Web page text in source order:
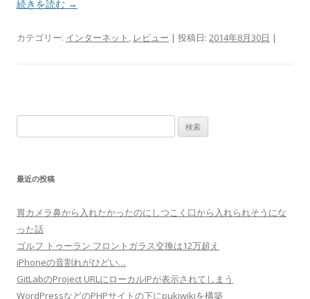
続きを読む →
カテゴリー: インターネット , レビュー | 投稿日: 2014年8月30日 |
索:
最近の投稿
胃カメラ鼻から入れたかったのにしつこく口から入れられそうにな
った話
ゴルフ トゥーラン フロントガラス交換は12万超え
iPhoneの音割れがひどい…
GitLabのProject URLにローカルIPが表示されてしまう
WordPressなどのPHPサイトの下にpukiwikiを構築